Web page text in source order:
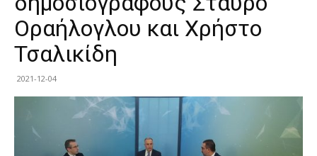
Οραήλογλου και Χρήστο
Τσαλικίδη
2021-12-04